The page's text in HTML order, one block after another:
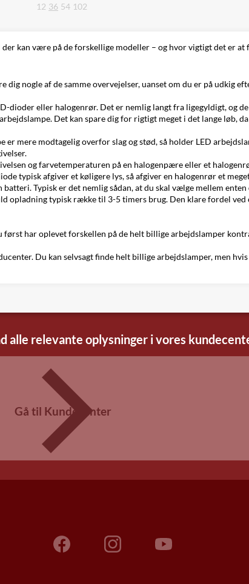
12 36 54 102
kan være på de forskellige modeller – og hvor vigtigt det er
nogle af de samme overvejelser, uanset om du er på udkig
eller halogenrør. Det er nemlig langt fra ligegyldigt, og
Det kan spare dig for rigtigt meget i det lange løb,
mere modtagelig overfor slag og stød, så holder LED
og farvetemperaturen på en halogenpæreeller et
typisk afgiver et køligere lys, så afgiver en halogenrør et
Typisk er det nemlig sådan, at du skal vælge mellem
opladning typisk række til 3-5 timers brug. Den klare fordel
har oplevet forskellen på de helt billige arbejdslamper
Du kan selvsagt finde helt billige arbejdslamper, men
alle relevante oplysninger i vores
Gå til Kundecenter